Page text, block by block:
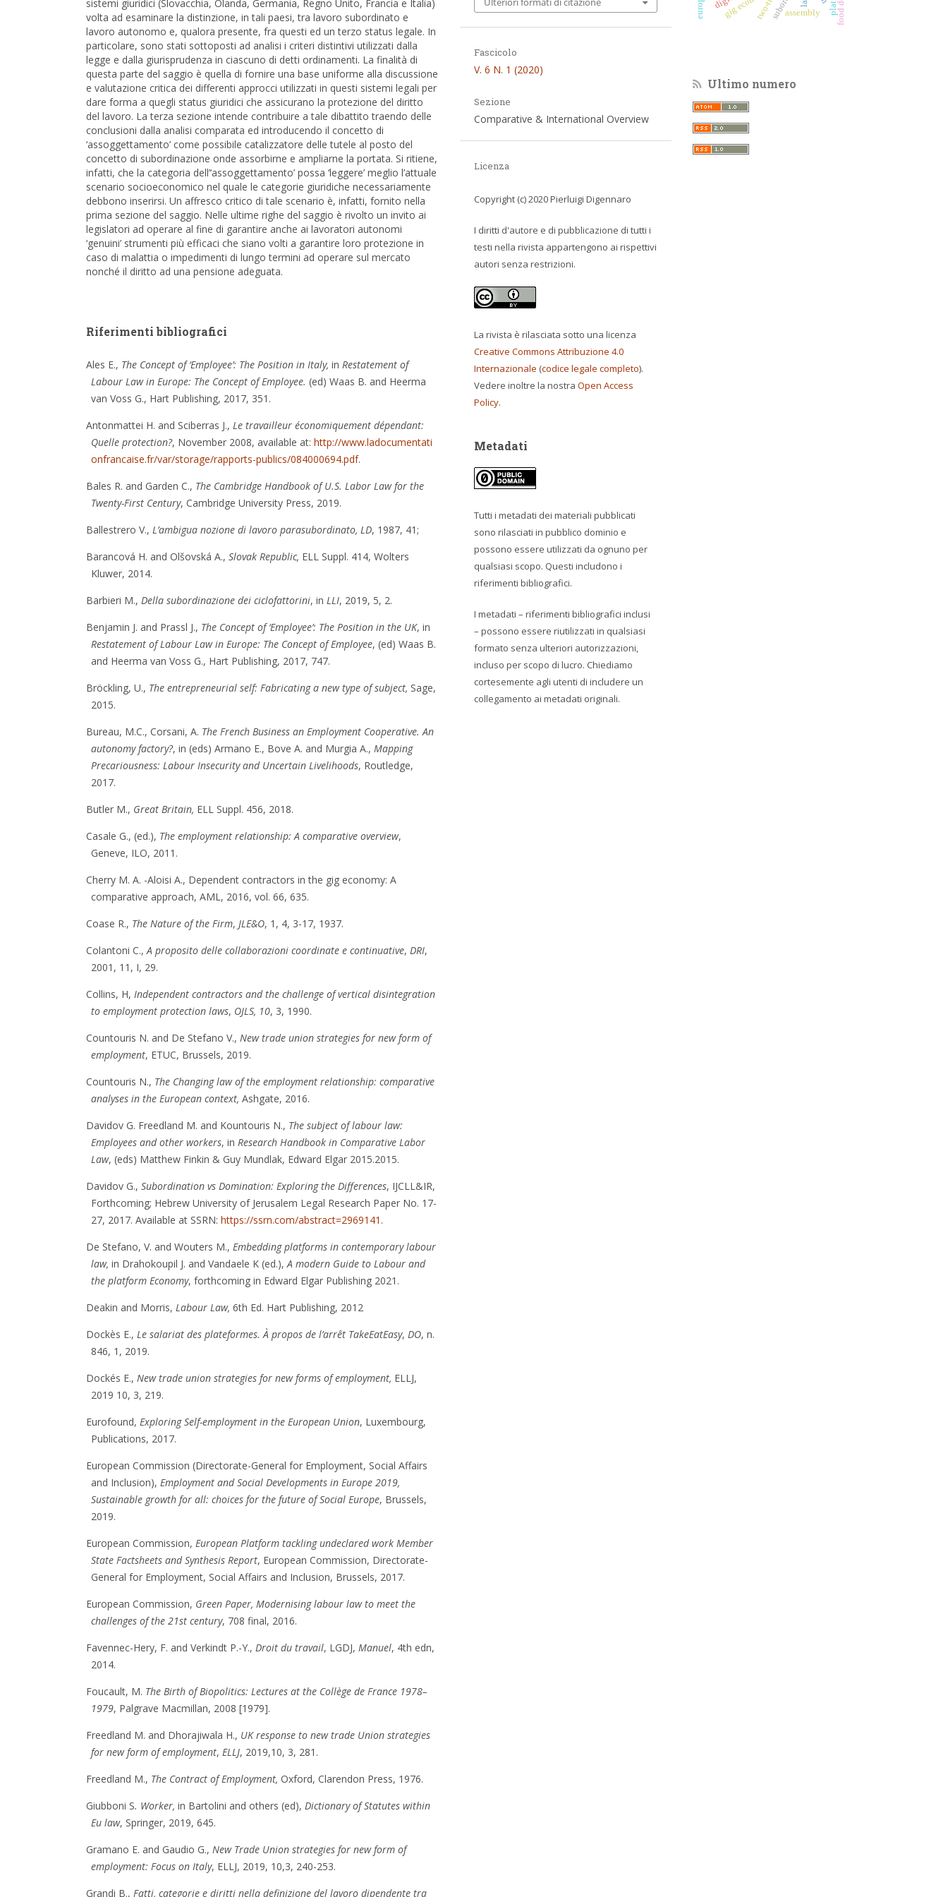
sistemi giuridici (Slovacchia, Olanda, Germania, Regno Unito, Francia e Italia)
volta ad esaminare la distinzione, in tali paesi, tra lavoro subordinato e
lavoro autonomo e, qualora presente, fra questi ed un terzo status legale. In
particolare, sono stati sottoposti ad analisi i criteri distintivi utilizzati dalla
legge e dalla giurisprudenza in ciascuno di detti ordinamenti. La finalità di
questa parte del saggio è quella di fornire una base uniforme alla discussione
e valutazione critica dei differenti approcci utilizzati in questi sistemi legali per
dare forma a quegli status giuridici che assicurano la protezione del diritto
del lavoro. La terza sezione intende contribuire a tale dibattito traendo delle
conclusioni dalla analisi comparata ed introducendo il concetto di
‘assoggettamento’ come possibile catalizzatore delle tutele al posto del
concetto di subordinazione onde assorbirne e ampliarne la portata. Si ritiene,
infatti, che la categoria dell’‘assoggettamento’ possa ‘leggere’ meglio l’attuale
scenario socioeconomico nel quale le categorie giuridiche necessariamente
debbono inserirsi. Un affresco critico di tale scenario è, infatti, fornito nella
prima sezione del saggio. Nelle ultime righe del saggio è rivolto un invito ai
legislatori ad operare al fine di garantire anche ai lavoratori autonomi
‘genuini’ strumenti più efficaci che siano volti a garantire loro protezione in
caso di malattia o impedimenti di lungo termini ad operare sul mercato
nonché il diritto ad una pensione adeguata.
Riferimenti bibliografici
Ales E., The Concept of ‘Employee’: The Position in Italy, in Restatement of
Labour Law in Europe: The Concept of Employee. (ed) Waas B. and Heerma
van Voss G., Hart Publishing, 2017, 351.
Antonmattei H. and Sciberras J., Le travailleur économiquement dépendant:
Quelle protection?, November 2008, available at: http://www.ladocumentati
onfrancaise.fr/var/storage/rapports-publics/084000694.pdf.
Bales R. and Garden C., The Cambridge Handbook of U.S. Labor Law for the
Twenty-First Century, Cambridge University Press, 2019.
Ballestrero V., L’ambigua nozione di lavoro parasubordinato, LD, 1987, 41;
Barancová H. and Olšovská A., Slovak Republic, ELL Suppl. 414, Wolters
Kluwer, 2014.
Barbieri M., Della subordinazione dei ciclofattorini, in LLI, 2019, 5, 2.
Benjamin J. and Prassl J., The Concept of ‘Employee’: The Position in the UK, in
Restatement of Labour Law in Europe: The Concept of Employee, (ed) Waas B.
and Heerma van Voss G., Hart Publishing, 2017, 747.
Bröckling, U., The entrepreneurial self: Fabricating a new type of subject, Sage,
2015.
Bureau, M.C., Corsani, A. The French Business an Employment Cooperative. An
autonomy factory?, in (eds) Armano E., Bove A. and Murgia A., Mapping
Precariousness: Labour Insecurity and Uncertain Livelihoods, Routledge,
2017.
Butler M., Great Britain, ELL Suppl. 456, 2018.
Casale G., (ed.), The employment relationship: A comparative overview,
Geneve, ILO, 2011.
Cherry M. A. -Aloisi A., Dependent contractors in the gig economy: A
comparative approach, AML, 2016, vol. 66, 635.
Coase R., The Nature of the Firm, JLE&O, 1, 4, 3-17, 1937.
Colantoni C.,A proposito delle collaborazioni coordinate e continuative, DRI,
2001, 11, I, 29.
Collins, H, Independent contractors and the challenge of vertical disintegration
to employment protection laws, OJLS, 10, 3, 1990.
Countouris N. and De Stefano V., New trade union strategies for new form of
employment, ETUC, Brussels, 2019.
Countouris N., The Changing law of the employment relationship: comparative
analyses in the European context, Ashgate, 2016.
Davidov G. Freedland M. and Kountouris N., The subject of labour law:
Employees and other workers, in Research Handbook in Comparative Labor
Law, (eds) Matthew Finkin & Guy Mundlak, Edward Elgar 2015.2015.
Davidov G., Subordination vs Domination: Exploring the Differences, IJCLL&IR,
Forthcoming; Hebrew University of Jerusalem Legal Research Paper No. 17-
27, 2017. Available at SSRN: https://ssrn.com/abstract=2969141 .
De Stefano, V. and Wouters M., Embedding platforms in contemporary labour
law, in Drahokoupil J. and Vandaele K (ed.),A modern Guide to Labour and
the platform Economy, forthcoming in Edward Elgar Publishing 2021.
Deakin and Morris, Labour Law, 6th Ed. Hart Publishing, 2012
Dockès E., Le salariat des plateformes. À propos de l’arrêt TakeEatEasy, DO, n.
846, 1, 2019.
Dockés E., New trade union strategies for new forms of employment, ELLJ,
2019 10, 3, 219.
Eurofound, Exploring Self-employment in the European Union, Luxembourg,
Publications, 2017.
European Commission (Directorate-General for Employment, Social Affairs
and Inclusion), Employment and Social Developments in Europe 2019,
Sustainable growth for all: choices for the future of Social Europe, Brussels,
2019.
European Commission, European Platform tackling undeclared work Member
State Factsheets and Synthesis Report, European Commission, Directorate-
General for Employment, Social Affairs and Inclusion, Brussels, 2017.
European Commission, Green Paper, Modernising labour law to meet the
challenges of the 21st century, 708 final, 2016.
Favennec-Hery, F. and Verkindt P.-Y., Droit du travail, LGDJ, Manuel, 4th edn,
2014.
Foucault, M. The Birth of Biopolitics: Lectures at the Collège de France 1978–
1979, Palgrave Macmillan, 2008 [1979].
Freedland M. and Dhorajiwala H., UK response to new trade Union strategies
for new form of employment, ELLJ, 2019,10, 3, 281.
Freedland M., The Contract of Employment, Oxford, Clarendon Press, 1976.
Giubboni S. Worker, in Bartolini and others (ed), Dictionary of Statutes within
Eu law, Springer, 2019, 645.
Gramano E. and Gaudio G., New Trade Union strategies for new form of
employment: Focus on Italy, ELLJ, 2019, 10,3, 240-253.
Grandi B., Fatti, categorie e diritti nella definizione del lavoro dipendente tra
Fascicolo
V. 6 N. 1 (2020)
Sezione
Comparative & International Overview
Licenza
Copyright (c) 2020 Pierluigi Digennaro
I diritti d'autore e di pubblicazione di tutti i
testi nella rivista appartengono ai rispettivi
autori senza restrizioni.
La rivista è rilasciata sotto una licenza
Creative Commons Attribuzione 4.0
Internazionale (codice legale completo).
Vedere inoltre la nostraOpen Access
Policy.
Metadati
Tutti i metadati dei materiali pubblicati
sono rilasciati in pubblico dominio e
possono essere utilizzati da ognuno per
qualsiasi scopo. Questi includono i
riferimenti bibliografici.
I metadati – riferimenti bibliografici inclusi
– possono essere riutilizzati in qualsiasi
formato senza ulteriori autorizzazioni,
incluso per scopo di lucro. Chiediamo
cortesemente agli utenti di includere un
collegamento ai metadati originali.
assembly
Ultimo numero